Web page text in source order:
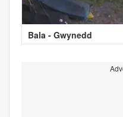
Bala - Gwynedd